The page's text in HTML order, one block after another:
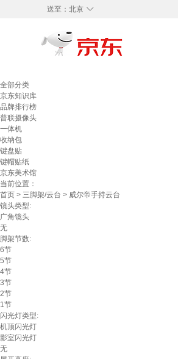
◇
送至： 北京
全部分类
京东知识库
品牌排行榜
普联摄像头
一体机
收纳包
键盘贴
键帽贴纸
京东美术馆
当前位置：
首页 > 三脚架/云台 > 威尔帝手持云台
镜头类型:
广角镜头
无
脚架节数:
6节
5节
4节
3节
2节
1节
闪光灯类型:
机顶闪光灯
影室闪光灯
无